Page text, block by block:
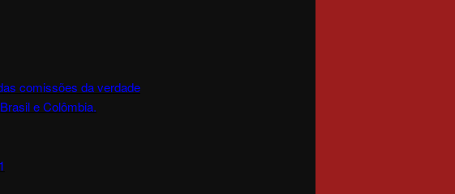
comissões da verdade
e Colômbia.